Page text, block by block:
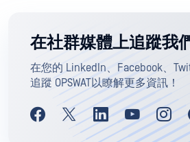
在社群媒體上追蹤我
在您的 LinkedIn、Facebook、
追蹤 OPSWAT以瞭解更多資訊！